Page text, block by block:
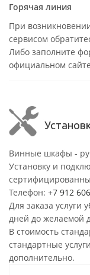
Горячая линия
При
сервисом
Либо заполните
официальном
Винные шкафы -
Установку и
Телефон: +7 912
Для заказа услуги
дней до желаемой
В стоимость
стандартные
дополнительно.